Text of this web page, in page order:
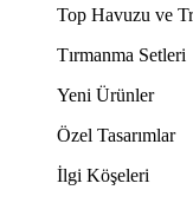
Top Havuzu ve
Tırmanma Setleri
Yeni Ürünler
Özel Tasarımlar
İlgi Köşeleri